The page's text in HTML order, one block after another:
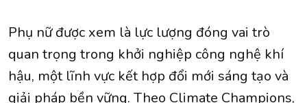
Phụ nữ được xem là lực lượng đóng vai trò
quan trọng trong khởi nghiệp công nghệ khí
hậu, một lĩnh vực kết hợp đổi mới sáng tạo và
giải pháp bền vững. Theo Climate Champions,